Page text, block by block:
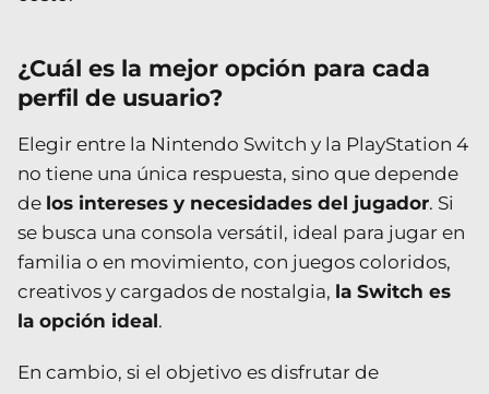
¿Cuál es la mejor opción para cada
perfil de usuario?
Elegir entre la Nintendo Switch y la PlayStation 4
no tiene una única respuesta, sino que depende
de los intereses y necesidades del jugador. Si
se busca una consola versátil, ideal para jugar en
familia o en movimiento, con juegos coloridos,
creativos y cargados de nostalgia, la Switch es
la opción ideal.
En cambio, si el objetivo es disfrutar de